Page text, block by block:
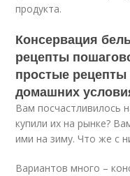
продукта.
Консервация
рецепты
простые рецепты
домашних
Вам посчастливилось
купили их на рынке?
ими на зиму. Что же с
Вариантов много –